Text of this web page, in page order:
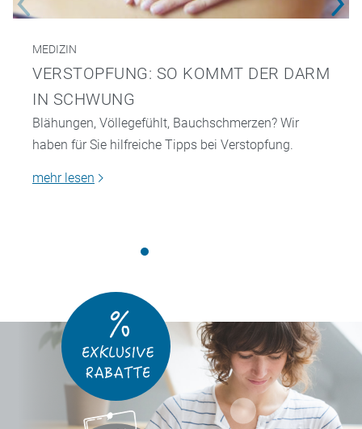
MEDIZIN
VERSTOPFUNG: SO KOMMT DER DARM
IN SCHWUNG
Blähungen, Völlegefühlt, Bauchschmerzen? Wir
haben für Sie hilfreiche Tipps bei Verstopfung.
mehr lesen